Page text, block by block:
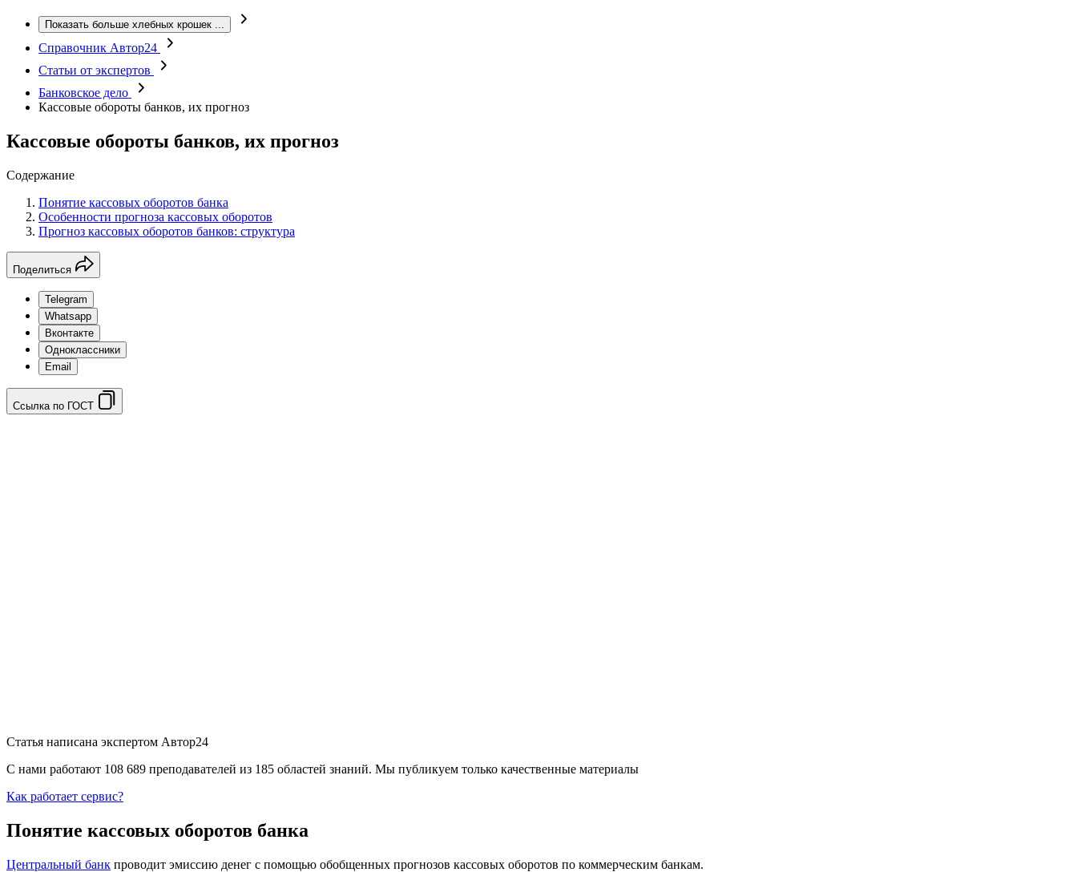
Показать больше хлебных крошек ...
Справочник Автор24
Статьи от экспертов
Банковское дело
Кассовые обороты банков, их прогноз
Кассовые обороты банков, их прогноз
Содержание
Понятие кассовых оборотов банка
Особенности прогноза кассовых оборотов
Прогноз кассовых оборотов банков: структура
Поделиться
Telegram
Whatsapp
Вконтакте
Одноклассники
Email
Ссылка по ГОСТ
Статья написана экспертом Автор24
С нами работают 108 689 преподавателей из 185 областей знаний. Мы публикуем только качественные материалы
Как работает сервис?
Понятие кассовых оборотов банка
Центральный банк проводит эмиссию денег с помощью обобщенных прогнозов кассовых оборотов по коммерческим банкам.